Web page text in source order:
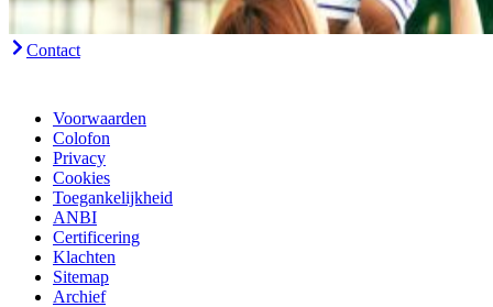
Contact
Voorwaarden
Colofon
Privacy
Cookies
Toegankelijkheid
ANBI
Certificering
Klachten
Sitemap
Archief